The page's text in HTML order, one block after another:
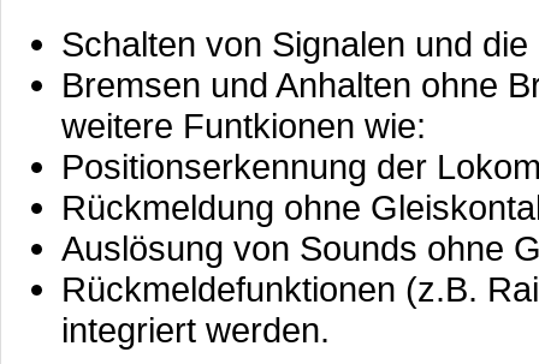
Schalten von Signalen und
Bremsen und Anhalten ohne
weitere Funtkionen wie:
Positionserkennung der
Rückmeldung ohne
Auslösung von Sounds ohne
Rückmeldefunktionen (z.B.
integriert werden.